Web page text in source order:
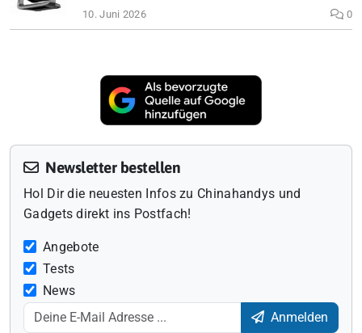
10. Juni 2026 0
Newsletter bestellen
Hol Dir die neuesten Infos zu Chinahandys und
Gadgets direkt ins Postfach!
Angebote
Tests
News
Anmelden